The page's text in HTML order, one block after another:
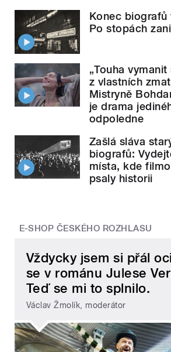
Konec biografů
Po stopách
„Touha vymanit
z vlastních
Mistryně
je drama
odpoledne
Zašlá sláva
biografů:
místa, kde
psaly historii
E-SHOP ČESKÉHO ROZHLASU
Vždycky jsem si přál
se v románu Julese
Teď se mi to splnilo.
Václav Žmolík, moderátor